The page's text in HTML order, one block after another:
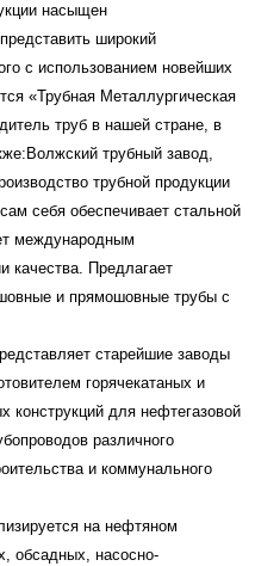
насыщен
широкий
с использованием новейших
«Трубная Металлургическая
труб в нашей стране, в
трубный завод,
трубной продукции
себя обеспечивает стальной
международным
качества. Предлагает
и прямошовные трубы с
старейшие заводы
горячекатаных и
конструкций для нефтегазовой
различного
и коммунального
на нефтяном
обсадных, насосно-